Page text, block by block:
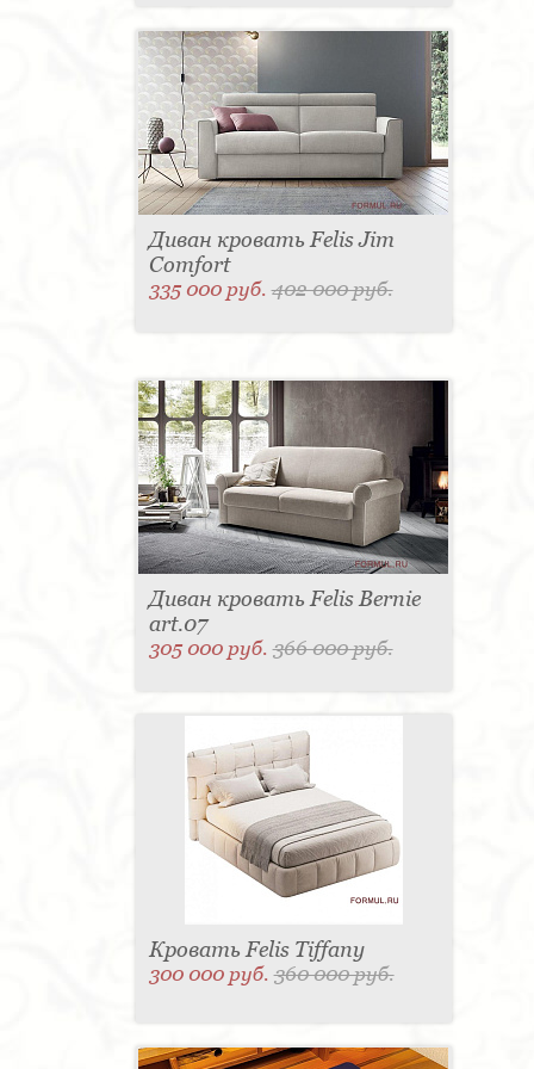
Диван кровать Felis Jim
Comfort
335 000 руб.402 000 руб.
Диван кровать Felis Bernie
art.07
305 000 руб.366 000 руб.
Кровать Felis Tiffany
300 000 руб.360 000 руб.